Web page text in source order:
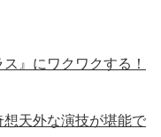
』にワクワクする！
想天外な演技が堪能で